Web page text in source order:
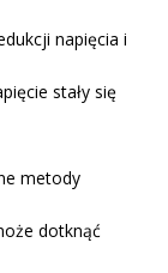
napięcia i
stały się
metody
dotknąć